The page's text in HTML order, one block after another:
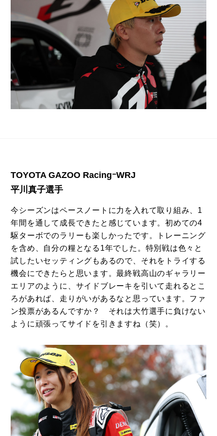
TOYOTA GAZOO RacingｰWRJ
平川真子選手
今シーズンはペースノートに力を入れて取り組み、1
年間を通して成長できたと感じています。初めての4
駆ターボでのラリーも楽しかったです。トレーニング
を含め、自分の糧となる1年でした。特別戦は色々と
試したいセッティングもあるので、それをトライする
機会にできたらと思います。最終戦高山のギャラリー
エリアのように、サイドブレーキを引いて走れるとこ
ろがあれば、走りがいがあるなと思っています。ファ
ン投票があるんですか？ それは大竹選手に負けない
ように頑張ってサイドを引きますね（笑）。